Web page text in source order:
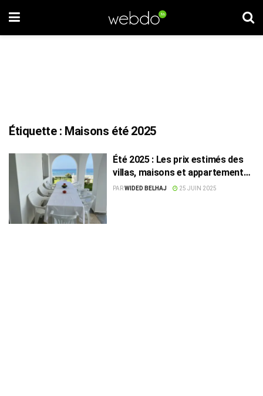
Étiquette : Maisons été 2025
Été 2025 : Les prix estimés des
villas, maisons et appartements
à louer en Tunisie
PARWIDED BELHAJ 25 JUIN 2025